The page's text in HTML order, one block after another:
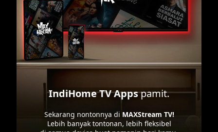
IndiHome TV Appspamit.
Sekarang nontonnya di MAXStream TV!
Lebih banyak tontonan, lebih fleksibel